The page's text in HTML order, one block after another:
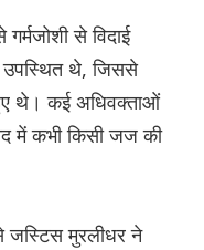
से विदाई
उपस्थित थे, जिससे
थे। कई अधिवक्ताओं
में कभी किसी जज की
मुरलीधर ने